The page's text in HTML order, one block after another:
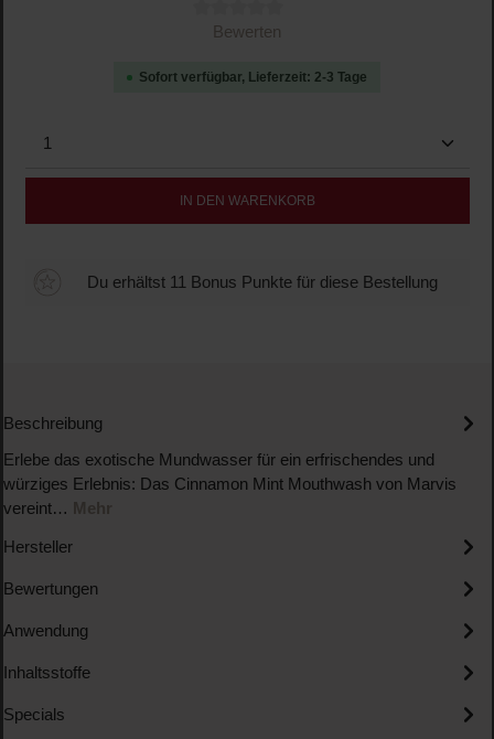
Durchschnittliche Bewertung von 0 von 5 Sternen
Bewerten
Sofort verfügbar, Lieferzeit: 2-3 Tage
Produkt Anzahl: Gib den gewünschten Wert ein
IN DEN WARENKORB
Du erhältst 11 Bonus Punkte für diese Bestellung
Beschreibung
Erlebe das exotische Mundwasser für ein erfrischendes und
würziges Erlebnis: Das Cinnamon Mint Mouthwash von Marvis
vereint… Mehr
Hersteller
Bewertungen
Anwendung
Inhaltsstoffe
Specials